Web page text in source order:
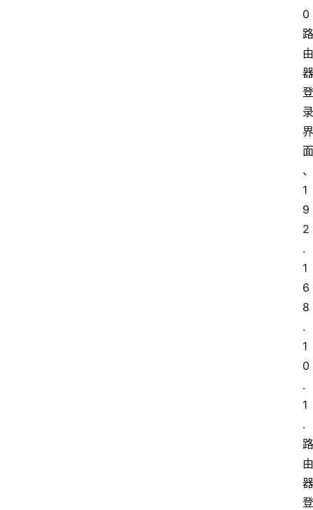
0
路
由
器
登
录
界
面
、
1
9
2
.
1
6
8
.
1
0
.
1
.
路
由
器
登